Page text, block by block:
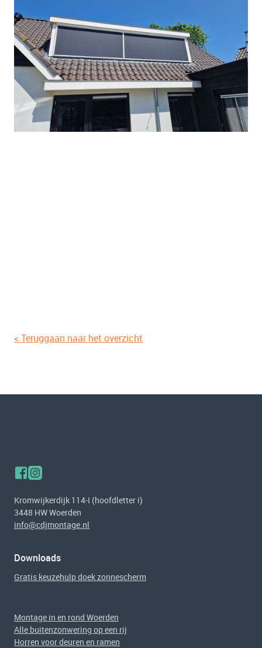
< Teruggaan naar het overzicht
Kromwijkerdijk 114-I (hoofdletter i)
3448 HW Woerden
info@cdjmontage.nl
Downloads
Gratis keuzehulp doek zonnescherm
Montage in en rond Woerden
Alle buitenzonwering op een rij
Horren voor deuren en ramen